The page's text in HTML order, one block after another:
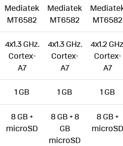
Mediatek
MT6582
Mediatek
MT6582
MT6582
4x1.3 GHz.
Cortex-
A7
4x1.3 GHz.
Cortex-
A7
4x1.2
Cortex-
A7
1 GB 1 GB 1 GB
8 GB +
microSD
8 GB + 8
GB
microSD
8 GB +
microSD